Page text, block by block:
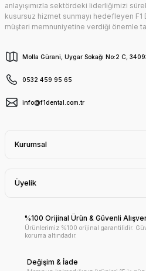
anlayışımızla sektördeki liderliğimizi
kusursuz hizmet sunmayı hedefleyen
müşteri memnuniyetine verdiği önemle
Molla Gürani, Uygar Sokağı No:2 C,
0532 459 95 65
info@f1dental.com.tr
Kurumsal
Üyelik
%100 Orijinal Ürün & Güvenli
Ürünlerimiz %100 orijinal garantilidir.
koruma altındadır.
Değişim & İade